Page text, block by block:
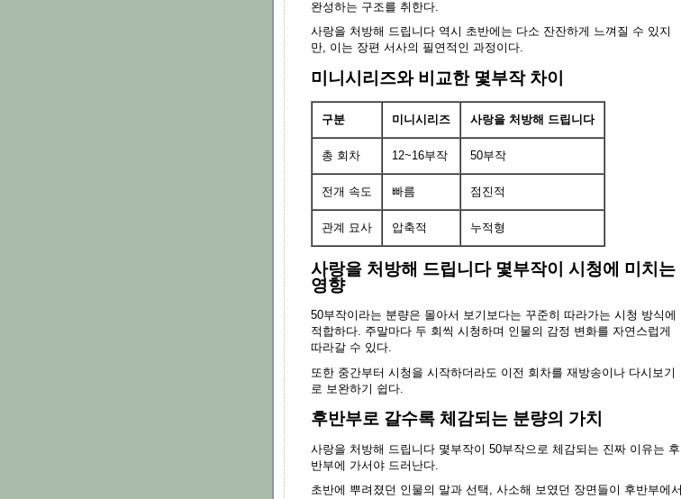
완성하는 구조를 취한다.
사랑을 처방해 드립니다 역시 초반에는 다소 잔잔하게 느껴질 수 있지
만, 이는 장편 서사의 필연적인 과정이다.
미니시리즈와 비교한 몇부작 차이
구분 미니시리즈 사랑을 처방해 드립니다
총 회차 12~16부작 50부작
전개 속도 빠름 점진적
관계 묘사 압축적 누적형
사랑을 처방해 드립니다 몇부작이 시청에 미치는
영향
50부작이라는 분량은 몰아서 보기보다는 꾸준히 따라가는 시청 방식에
적합하다. 주말마다 두 회씩 시청하며 인물의 감정 변화를 자연스럽게
따라갈 수 있다.
또한 중간부터 시청을 시작하더라도 이전 회차를 재방송이나 다시보기
로 보완하기 쉽다.
후반부로 갈수록 체감되는 분량의 가치
사랑을 처방해 드립니다 몇부작이 50부작으로 체감되는 진짜 이유는 후
반부에 가서야 드러난다.
초반에 뿌려졌던 인물의 말과 선택, 사소해 보였던 장면들이 후반부에서